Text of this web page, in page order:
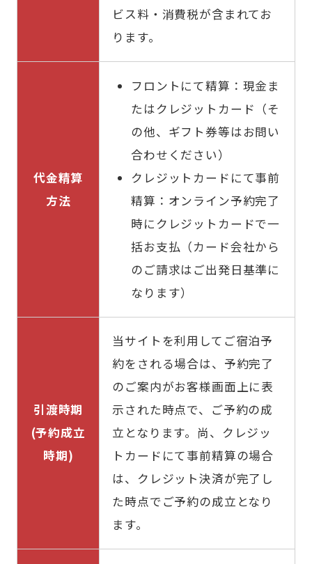
ビス料・消費税が含まれてお
ります。
代金精算
方法
フロントにて精算：現金ま
たはクレジットカード（そ
の他、ギフト券等はお問い
合わせください）
クレジットカードにて事前
精算：オンライン予約完了
時にクレジットカードで一
括お支払（カード会社から
のご請求はご出発日基準に
なります）
引渡時期
(予約成立
時期)
当サイトを利用してご宿泊予
約をされる場合は、予約完了
のご案内がお客様画面上に表
示された時点で、ご予約の成
立となります。尚、クレジッ
トカードにて事前精算の場合
は、クレジット決済が完了し
た時点でご予約の成立となり
ます。